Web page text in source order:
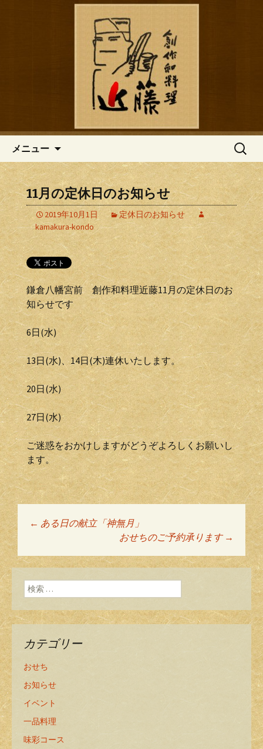
鎌倉の創作和食「近藤」のブロ
鎌倉の創作和食「近藤」のブログ
メニュー
検
11月の定休日のお知らせ
2019年10月1日
定休日のお知らせ
kamakura-kondo
鎌倉八幡宮前 創作和料理近藤11月の定休日のお
知らせです
6日(水)
13日(水)、14日(木)連休いたします。
20日(水)
27日(水)
ご迷惑をおかけしますがどうぞよろしくお願いし
ます。
投稿ナビゲーショ
ン
← ある日の献立「神無月」
おせちのご予約承ります →
検索:
カテゴリー
おせち
お知らせ
イベント
一品料理
味彩コース